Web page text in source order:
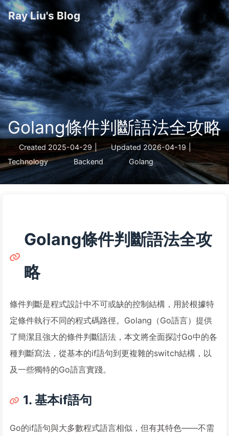
Ray Liu's Blog
Golang條件判斷語法全攻略
Created 2025-04-29 Updated 2026-04-19 |
Technology
Backend Golang
Golang條件判斷語法全攻
略
條件判斷是程式設計中不可或缺的控制結構，用於根據特
定條件執行不同的程式碼路徑。Golang（Go語言）提供
了簡潔且強大的條件判斷語法，本文將全面探討Go中的各
種判斷寫法，從基本的if語句到更複雜的switch結構，以
及一些獨特的Go語言實踐。
1. 基本if語句
Go的if語句與大多數程式語言相似，但有其特色——不需